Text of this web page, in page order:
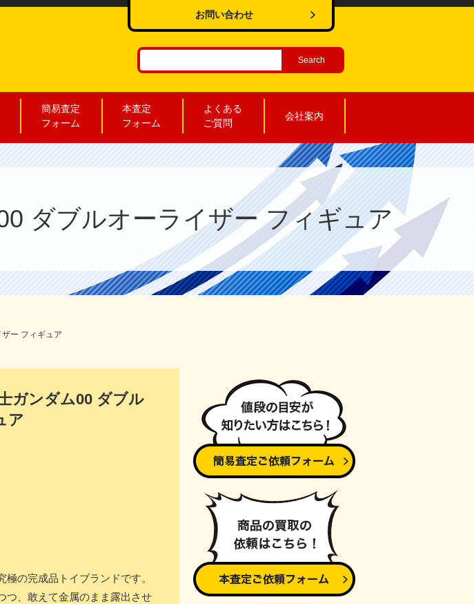
お問い合わせ
簡易査定
フォーム
本査定
フォーム
よくある
ご質問
会社案内
ダブルオーライザー フィギュア
ー フィギュア
ガンダム00 ダブル
ア
の完成品トイブランドです。
つ、敢えて金属のまま露出させ